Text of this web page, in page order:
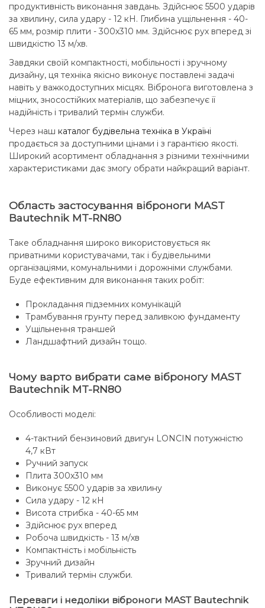
продуктивність виконання завдань. Здійснює 5500 ударів
за хвилину, сила удару - 12 кН. Глибина ущільнення - 40-
65 мм, розмір плити - 300х310 мм. Здійснює рух вперед зі
швидкістю 13 м/хв.
Завдяки своїй компактності, мобільності і зручному
дизайну, ця техніка якісно виконує поставлені задачі
навіть у важкодоступних місцях. Вібронога виготовлена з
міцних, зносостійких матеріалів, що забезпечує її
надійність і тривалий термін служби.
Через наш каталог будівельна техніка в Україні
продається за доступними цінами і з гарантією якості.
Широкий асортимент обладнання з різними технічними
характеристиками дає змогу обрати найкращий варіант.
Область застосування віброноги MAST
Bautechnik MT-RN80
Таке обладнання широко використовується як
приватними користувачами, так і будівельними
організаціями, комунальними і дорожніми службами.
Буде ефективним для виконання таких робіт:
Прокладання підземних комунікацій
Трамбування грунту перед заливкою фундаменту
Ущільнення траншей
Ландшафтний дизайн тощо.
Чому варто вибрати саме віброногу MAST
Bautechnik MT-RN80
Особливості моделі:
4-тактний бензиновий двигун LONCIN потужністю
4,7 кВт
Ручний запуск
Плита 300х310 мм
Виконує 5500 ударів за хвилину
Сила удару - 12 кН
Висота стрибка - 40-65 мм
Здійснює рух вперед
Робоча швидкість - 13 м/хв
Компактність і мобільність
Зручний дизайн
Тривалий термін служби.
Переваги і недоліки віброноги MAST Bautechnik